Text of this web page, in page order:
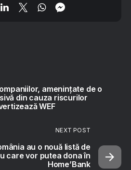
amenințate de o
din cauza riscurilor
WEF
NEXT POST
au o nouă listă de
care vor putea dona în
Home’Bank